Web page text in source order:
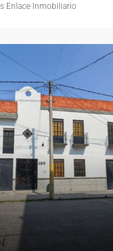
Enlace Inmobiliario